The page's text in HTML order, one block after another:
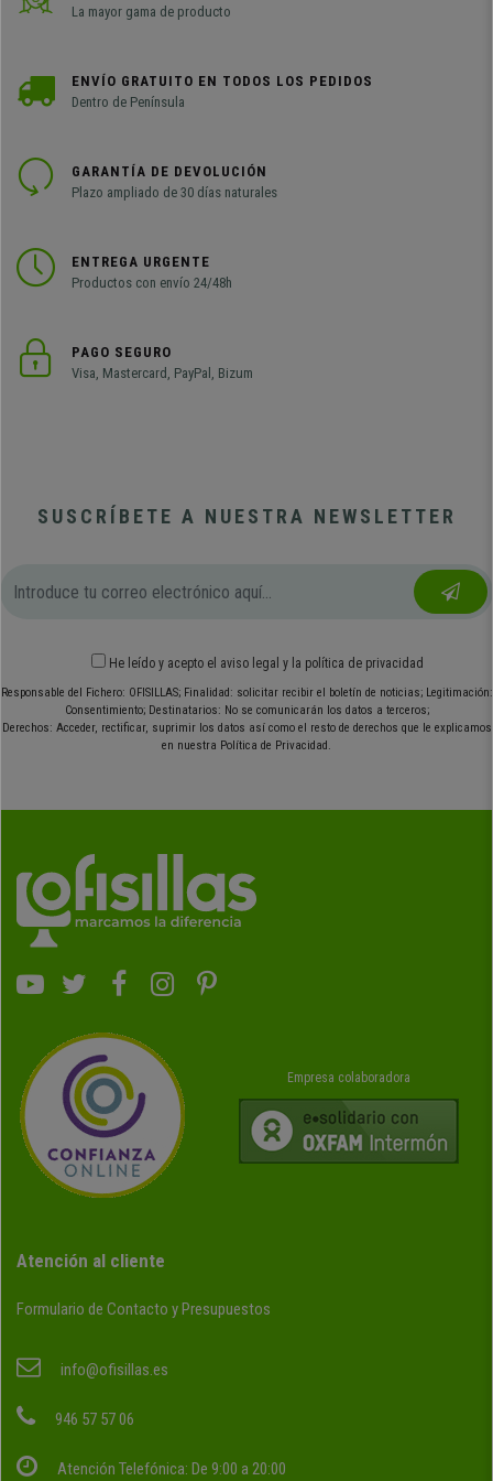
La mayor gama de producto
ENVÍO GRATUITO EN TODOS LOS PEDIDOS
Dentro de Península
GARANTÍA DE DEVOLUCIÓN
Plazo ampliado de 30 días naturales
ENTREGA URGENTE
Productos con envío 24/48h
PAGO SEGURO
Visa, Mastercard, PayPal, Bizum
SUSCRÍBETE A NUESTRA NEWSLETTER
He leído y acepto el aviso legal y la política de privacidad
Responsable del Fichero: OFISILLAS; Finalidad: solicitar recibir el boletín de noticias; Legitimación:
Consentimiento; Destinatarios: No se comunicarán los datos a terceros;
Derechos: Acceder, rectificar, suprimir los datos así como el resto de derechos que le explicamos
en nuestra Política de Privacidad.
Empresa colaboradora
Atención al cliente
Formulario de Contacto y Presupuestos
info@ofisillas.es
946 57 57 06
Atención Telefónica: De 9:00 a 20:00